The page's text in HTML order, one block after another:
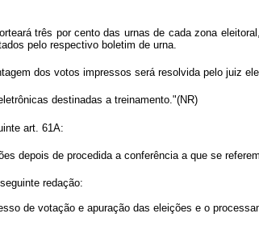
três por cento das urnas de cada zona
pelo respectivo boletim de urna.
dos votos impressos será resolvida pelo juiz
destinadas a treinamento."(NR)
art. 61A:
depois de procedida a conferência a que se
redação:
de votação e apuração das eleições e o